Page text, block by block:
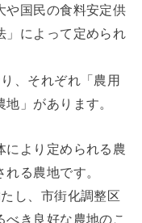
や国民の食料安定供
」によって定められ
、それぞれ「農用
」があります。
により定められる農
る農地です。
し、市街化調整区
き良好な農地のこ